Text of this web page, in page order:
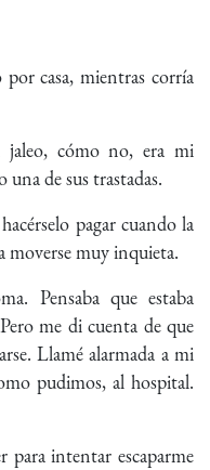
casa, mientras corría
jaleo, cómo no, era mi
una de sus trastadas.
pagar cuando la
moverse muy inquieta.
Pensaba que estaba
me di cuenta de que
Llamé alarmada a mi
pudimos, al hospital.
para intentar escaparme